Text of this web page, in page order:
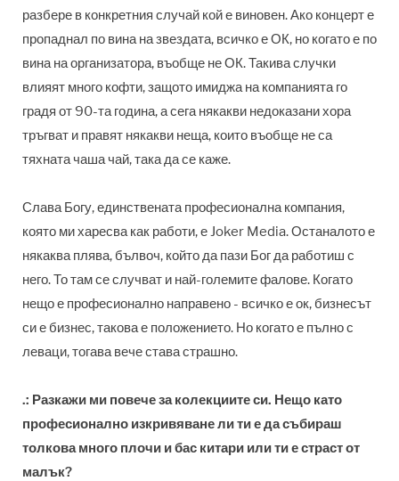
разбере в конкретния случай кой е виновен. Ако концерт е
пропаднал по вина на звездата, всичко е ОК, но когато е по
вина на организатора, въобще не ОК. Такива случки
влияят много кофти, защото имиджа на компанията го
градя от 90-та година, а сега някакви недоказани хора
тръгват и правят някакви неща, които въобще не са
тяхната чаша чай, така да се каже.
Слава Богу, единствената професионална компания,
която ми харесва как работи, е Joker Media. Останалото е
някаква плява, бълвоч, който да пази Бог да работиш с
него. То там се случват и най-големите фалове. Когато
нещо е професионално направено - всичко е ок, бизнесът
си е бизнес, такова е положението. Но когато е пълно с
леваци, тогава вече става страшно.
.: Разкажи ми повече за колекциите си. Нещо като
професионално изкривяване ли ти е да събираш
толкова много плочи и бас китари или ти е страст от
малък?